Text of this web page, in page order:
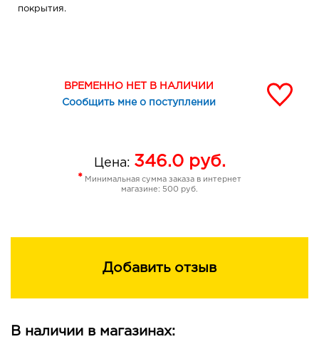
покрытия.
ВРЕМЕННО НЕТ В НАЛИЧИИ
Сообщить мне о поступлении
Цена: 346.0руб.
* Минимальная сумма заказа в интернет
магазине: 500 руб.
Добавить отзыв
В наличии в магазинах: